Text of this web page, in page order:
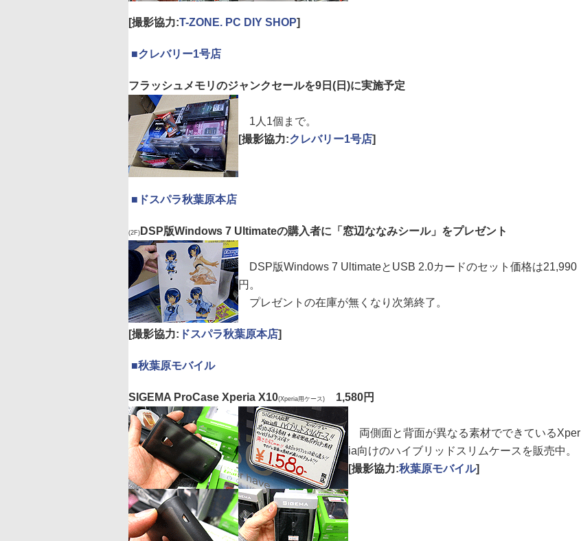
[撮影協力:T-ZONE. PC DIY SHOP]
■クレバリー1号店
フラッシュメモリのジャンクセールを9日(日)に実施予定
1人1個まで。
[撮影協力:クレバリー1号店]
■ ドスパラ秋葉原本店
(2F) DSP版Windows 7 Ultimateの購入者に「窓辺ななみシール」をプレゼント
DSP版Windows 7 UltimateとUSB 2.0カードのセット価格は21,990
円。
プレゼントの在庫が無くなり次第終了。
[撮影協力: ドスパラ秋葉原本店]
■秋葉原モバイル
SIGEMA ProCase Xperia X10(Xperia用ケース) 1,580円
両側面と背面が異なる素材でできているXper
ia向けのハイブリッドスリムケースを販売中。
[撮影協力:秋葉原モバイル]